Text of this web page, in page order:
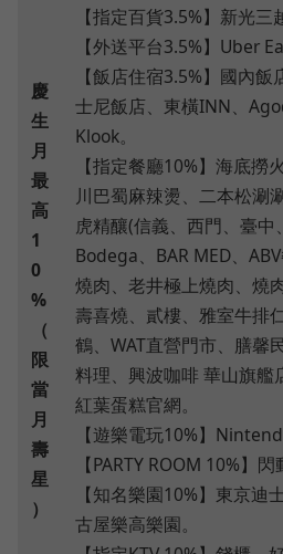
慶
生
月
最
高
1
0
%
（
限
當
月
壽
星
）
【指定百貨3.5%】新光三
【外送平台3.5%】Uber
【飯店住宿3.5%】國內
士尼飯店、東橫INN、
Klook。
【指定餐廳10%】海底撈
川巴蜀麻辣燙、二本松涮
虎精釀(信義、西門、臺中
Bodega、BAR MED、
燒肉、老井極上燒肉、燒
壽喜燒、貳樓、雅室牛排
鶴、WAT直營門市、膳馨
料理、興波咖啡 華山旗艦
紅葉蛋糕官網。
【遊樂電玩10%】
【PARTY ROOM 10%】
【知名樂園10%】東京迪
古屋樂高樂園。